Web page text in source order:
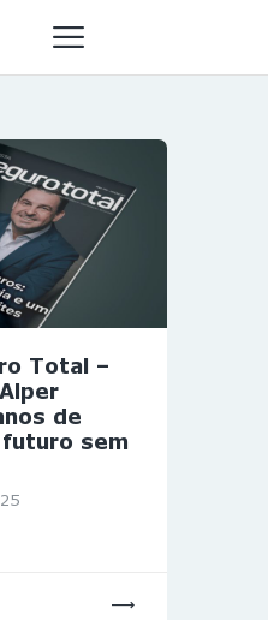
Total –
de
sem